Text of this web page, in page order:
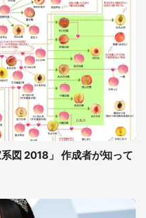
図 2018」 作成者が知って